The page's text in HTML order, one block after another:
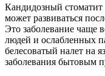
Кандидозный
может развиваться
Это заболевание чаще
людей и ослабленных
белесоватый налет на
заболевания бытовым